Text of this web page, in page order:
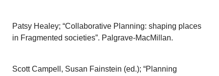
Patsy Healey; “Collaborative Planning: shaping places
in Fragmented societies”. Palgrave-MacMillan.
Scott Campell, Susan Fainstein (ed.); “Planning